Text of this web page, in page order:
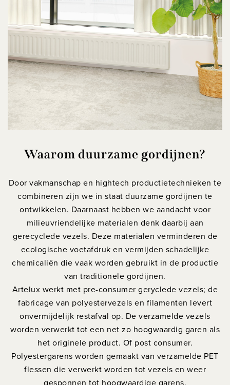
Waarom duurzame gordijnen?
Door vakmanschap en hightech productietechnieken te
combineren zijn we in staat duurzame gordijnen te
ontwikkelen. Daarnaast hebben we aandacht voor
milieuvriendelijke materialen denk daarbij aan
gerecyclede vezels. Deze materialen verminderen de
ecologische voetafdruk en vermijden schadelijke
chemicaliën die vaak worden gebruikt in de productie
van traditionele gordijnen.
Artelux werkt met pre-consumer geryclede vezels; de
fabricage van polyestervezels en filamenten levert
onvermijdelijk restafval op. De verzamelde vezels
worden verwerkt tot een net zo hoogwaardig garen als
het originele product. Of post consumer.
Polyestergarens worden gemaakt van verzamelde PET
flessen die verwerkt worden tot vezels en weer